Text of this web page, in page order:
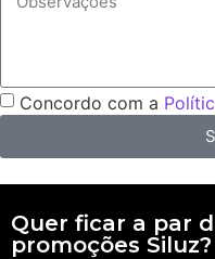
Concordo com a
Quer ficar a par
promoções Siluz?